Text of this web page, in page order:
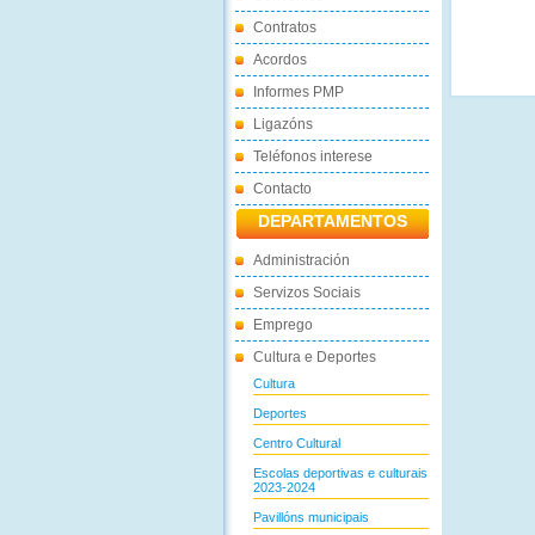
Contratos
Acordos
Informes PMP
Ligazóns
Teléfonos interese
Contacto
DEPARTAMENTOS
Administración
Servizos Sociais
Emprego
Cultura e Deportes
Cultura
Deportes
Centro Cultural
Escolas deportivas e culturais
2023-2024
Pavillóns municipais